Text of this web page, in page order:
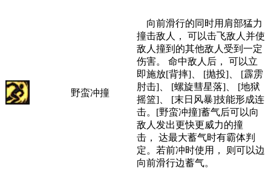
野蛮冲撞
向前滑行的同时用肩部猛力
撞击敌人， 可以击飞敌人并使
敌人撞到的其他敌人受到一定
伤害。 命中敌人后， 可以立
即施放[背摔]、 [抛投]、 [霹雳
肘击]、 [螺旋彗星落]、 [地狱
摇篮]、 [末日风暴]技能形成连
击。[野蛮冲撞]蓄气后可以向
敌人发出更快更威力的撞
击， 达最大蓄气时有霸体判
定。若前冲时使用， 则可以边
向前滑行边蓄气。